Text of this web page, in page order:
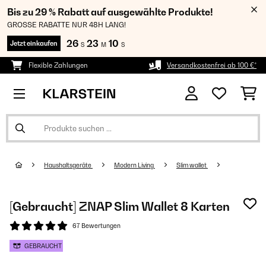
Bis zu 29 % Rabatt auf ausgewählte Produkte!
GROSSE RABATTE NUR 48H LANG!
Jetzt einkaufen 26 S 23 M 08 S
Flexible Zahlungen Versandkostenfrei ab 100 €*
Haushaltsgeräte Modern Living Slim wallet
[Gebraucht] ZNAP Slim Wallet 8 Karten
67 Bewertungen
GEBRAUCHT